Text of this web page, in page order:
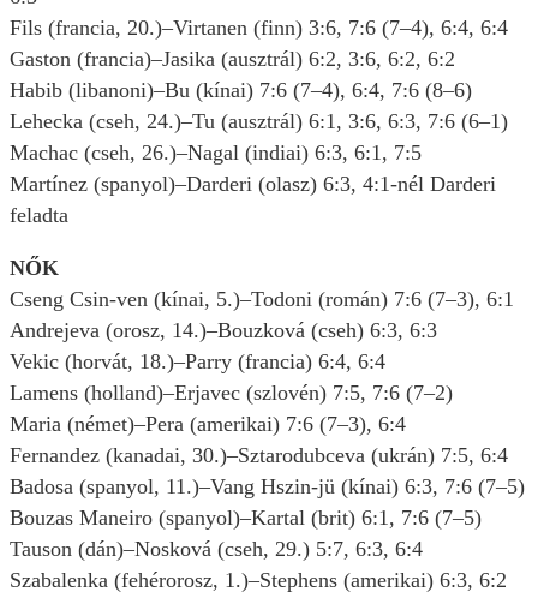
Fils (francia, 20.)–Virtanen (finn) 3:6, 7:6 (7–4), 6:4, 6:4
Gaston (francia)–Jasika (ausztrál) 6:2, 3:6, 6:2, 6:2
Habib (libanoni)–Bu (kínai) 7:6 (7–4), 6:4, 7:6 (8–6)
Lehecka (cseh, 24.)–Tu (ausztrál) 6:1, 3:6, 6:3, 7:6 (6–1)
Machac (cseh, 26.)–Nagal (indiai) 6:3, 6:1, 7:5
Martínez (spanyol)–Darderi (olasz) 6:3, 4:1-nél Darderi
feladta
NŐK
Cseng Csin-ven (kínai, 5.)–Todoni (román) 7:6 (7–3), 6:1
Andrejeva (orosz, 14.)–Bouzková (cseh) 6:3, 6:3
Vekic (horvát, 18.)–Parry (francia) 6:4, 6:4
Lamens (holland)–Erjavec (szlovén) 7:5, 7:6 (7–2)
Maria (német)–Pera (amerikai) 7:6 (7–3), 6:4
Fernandez (kanadai, 30.)–Sztarodubceva (ukrán) 7:5, 6:4
Badosa (spanyol, 11.)–Vang Hszin-jü (kínai) 6:3, 7:6 (7–5)
Bouzas Maneiro (spanyol)–Kartal (brit) 6:1, 7:6 (7–5)
Tauson (dán)–Nosková (cseh, 29.) 5:7, 6:3, 6:4
Szabalenka (fehérorosz, 1.)–Stephens (amerikai) 6:3, 6:2